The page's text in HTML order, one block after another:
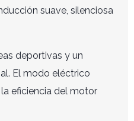
suave, silenciosa
deportivas y un
El modo eléctrico
eficiencia del motor